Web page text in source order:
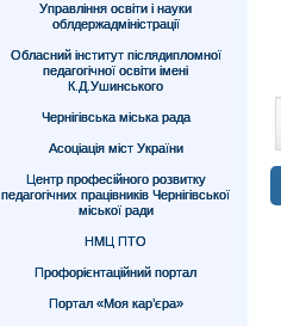
Управління освіти і науки
облдержадміністрації
Обласний інститут післядипломної
педагогічної освіти імені
К.Д.Ушинського
Чернігівська міська рада
Асоціація міст України
Центр професійного розвитку
педагогічних працівників Чернігівської
міської ради
НМЦ ПТО
Профорієнтаційний портал
Портал «Моя кар’єра»